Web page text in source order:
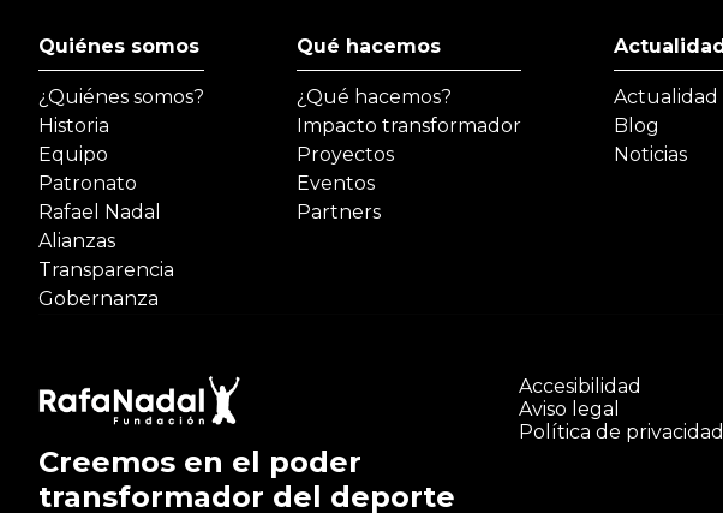
Quiénes somos
¿Quiénes somos?
Historia
Equipo
Patronato
Rafael Nadal
Alianzas
Transparencia
Gobernanza
Qué hacemos
¿Qué hacemos?
Impacto transformador
Proyectos
Eventos
Partners
Actualidad
Actualidad
Blog
Noticias
Creemos en el poder
transformador del deporte
Accesibilidad
Aviso legal
Política de privacidad